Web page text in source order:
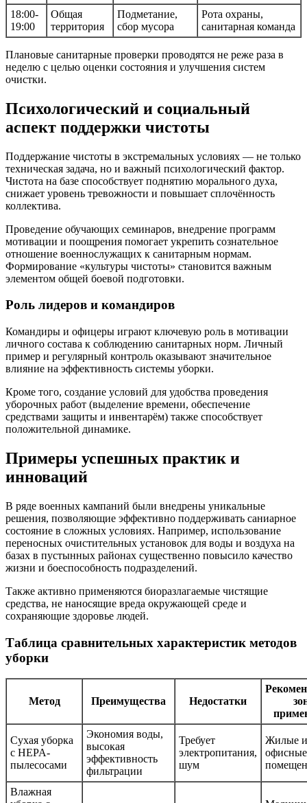
18:00-
19:00
Общая
территория
Подметание,
сбор мусора
Рота охраны,
санитарная команда
Плановые санитарные проверки проводятся не реже раза в
неделю с целью оценки состояния и улучшения систем
очистки.
Психологический и социальный
аспект поддержки чистоты
Поддержание чистоты в экстремальных условиях — не только
техническая задача, но и важный психологический фактор.
Чистота на базе способствует поднятию морального духа,
снижает уровень тревожности и повышает сплочённость
коллектива.
Проведение обучающих семинаров, внедрение программ
мотивации и поощрения помогает укрепить сознательное
отношение военнослужащих к санитарным нормам.
Формирование «культуры чистоты» становится важным
элементом общей боевой подготовки.
Роль лидеров и командиров
Командиры и офицеры играют ключевую роль в мотивации
личного состава к соблюдению санитарных норм. Личный
пример и регулярный контроль оказывают значительное
влияние на эффективность системы уборки.
Кроме того, создание условий для удобства проведения
уборочных работ (выделение времени, обеспечение
средствами защиты и инвентарём) также способствует
положительной динамике.
Примеры успешных практик и
инноваций
В ряде военных кампаний были внедрены уникальные
решения, позволяющие эффективно поддерживать саниарное
состояние в сложных условиях. Например, использование
переносных очистительных установок для воды и воздуха на
базах в пустынных районах существенно повысило качество
жизни и боеспособность подразделений.
Также активно применяются биоразлагаемые чистящие
средства, не наносящие вреда окружающей среде и
сохраняющие здоровье людей.
Таблица сравнительных характеристик методов
уборки
Метод Преимущества Недостатки
Сухая уборка
с HEPA-
пылесосами
Экономия воды,
высокая
эффективность
фильтрации
Требует
электропитания,
шум
Жилые и
офисные
Влажная